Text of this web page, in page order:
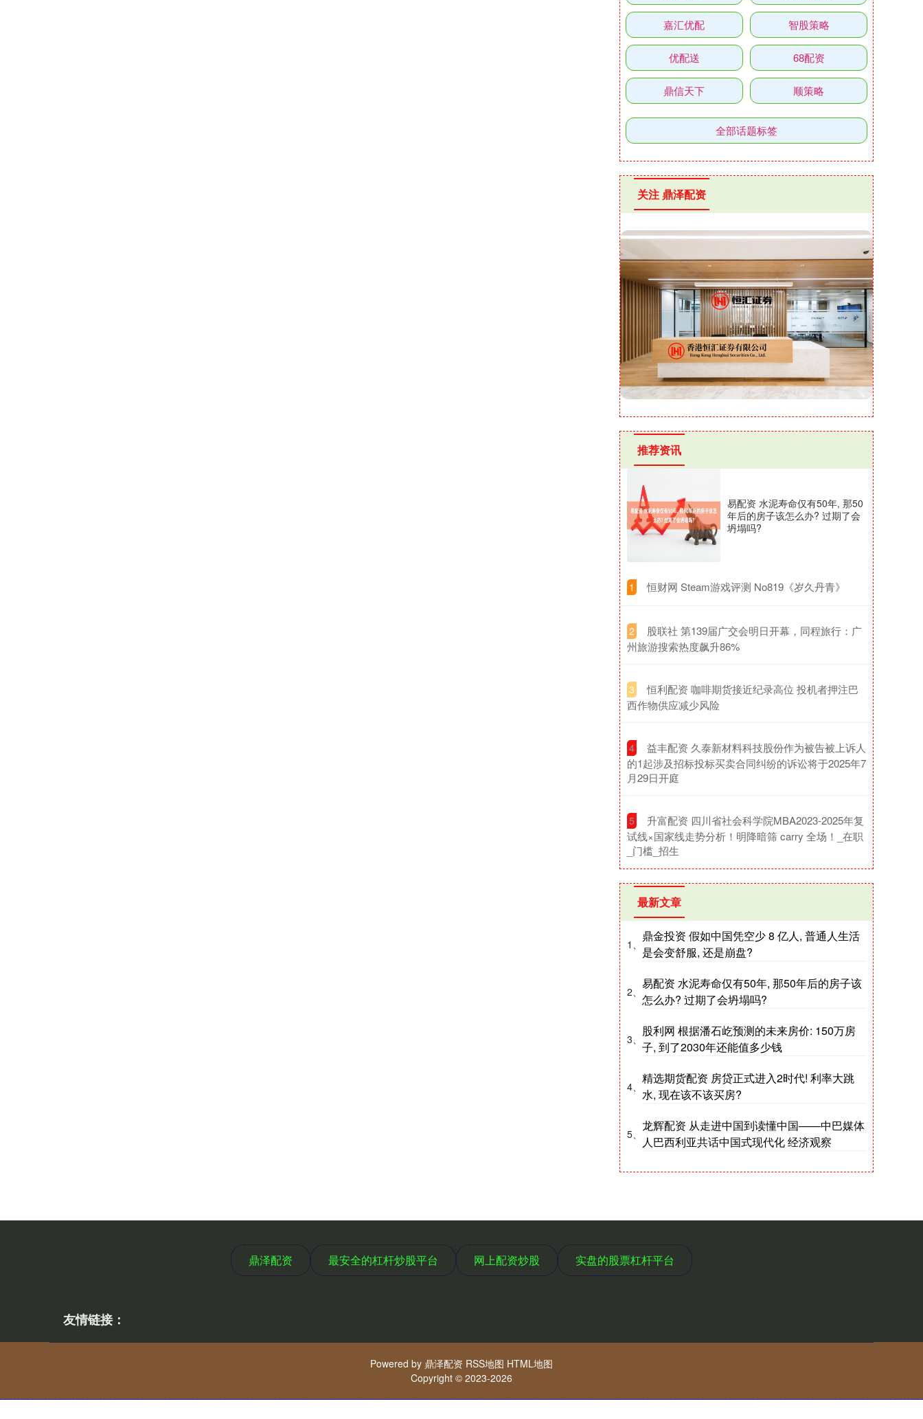
嘉汇优配 智股策略
优配送 68配资
鼎信天下 顺策略
全部话题标签
关注 鼎泽配资
推荐资讯
易配资 水泥寿命仅有50年, 那50
年后的房子该怎么办? 过期了会
坍塌吗?
1 ​恒财网 Steam游戏评测 No819《岁久丹青》
2
​股联社 第139届广交会明日开幕，同程旅行：广
州旅游搜索热度飙升86%
3
​恒利配资 咖啡期货接近纪录高位 投机者押注巴
西作物供应减少风险
4
​益丰配资 久泰新材料科技股份作为被告被上诉人
的1起涉及招标投标买卖合同纠纷的诉讼将于2025年7
月29日开庭
5
​升富配资 四川省社会科学院MBA2023-2025年复
试线×国家线走势分析！明降暗筛 carry 全场！_在职
_门槛_招生
最新文章
1、
鼎金投资 假如中国凭空少 8 亿人, 普通人生活
是会变舒服, 还是崩盘?
2、
易配资 水泥寿命仅有50年, 那50年后的房子该
怎么办? 过期了会坍塌吗?
3、
股利网 根据潘石屹预测的未来房价: 150万房
子, 到了2030年还能值多少钱
4、
精选期货配资 房贷正式进入2时代! 利率大跳
水, 现在该不该买房?
5、
龙辉配资 从走进中国到读懂中国——中巴媒体
人巴西利亚共话中国式现代化 经济观察
鼎泽配资 最安全的杠杆炒股平台 网上配资炒股 实盘的股票杠杆平台
友情链接：
Powered by 鼎泽配资 RSS地图 HTML地图
Copyright © 2023-2026